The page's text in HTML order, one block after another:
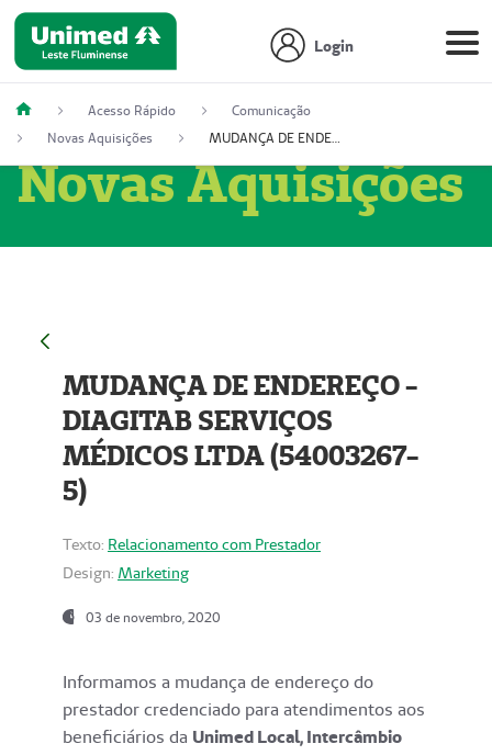
Login
Acesso Rápido
Comunicação
Novas Aquisições
MUDANÇA DE ENDEREÇO - DIAGITAB SERVIÇOS MÉDICOS LTDA (54003267-5)
Novas Aquisições
MUDANÇA DE ENDEREÇO -
DIAGITAB SERVIÇOS
MÉDICOS LTDA (54003267-
5)
Texto: Relacionamento com Prestador
Design: Marketing
03 de novembro, 2020
Informamos a mudança de endereço do
prestador credenciado para atendimentos aos
beneficiários da Unimed Local, Intercâmbio